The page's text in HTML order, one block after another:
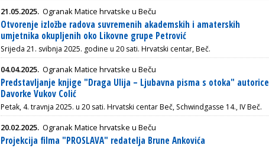
21.05.2025. Ogranak Matice hrvatske u Beču
Otvorenje izložbe radova suvremenih akademskih i amaterskih
umjetnika okupljenih oko Likovne grupe Petrović
Srijeda 21. svibnja 2025. godine u 20 sati. Hrvatski centar, Beč.
04.04.2025. Ogranak Matice hrvatske u Beču
Predstavljanje knjige "Draga Ulija – Ljubavna pisma s otoka" autorice
Davorke Vukov Colić
Petak, 4. travnja 2025. u 20 sati. Hrvatski centar Beč, Schwindgasse 14., IV Beč.
20.02.2025. Ogranak Matice hrvatske u Beču
Projekcija filma "PROSLAVA" redatelja Brune Ankovića